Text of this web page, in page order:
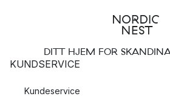
DITT HJEM FOR
KUNDSERVICE
Kundeservice